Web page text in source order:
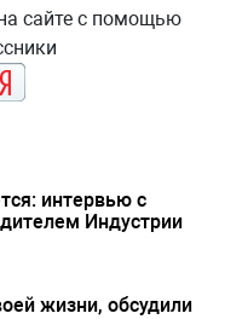
сайте с помощью
интервью с
Индустрии
жизни, обсудили